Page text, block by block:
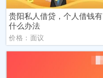
贵阳私人借贷，个人借钱有
什么办法
价格：面议